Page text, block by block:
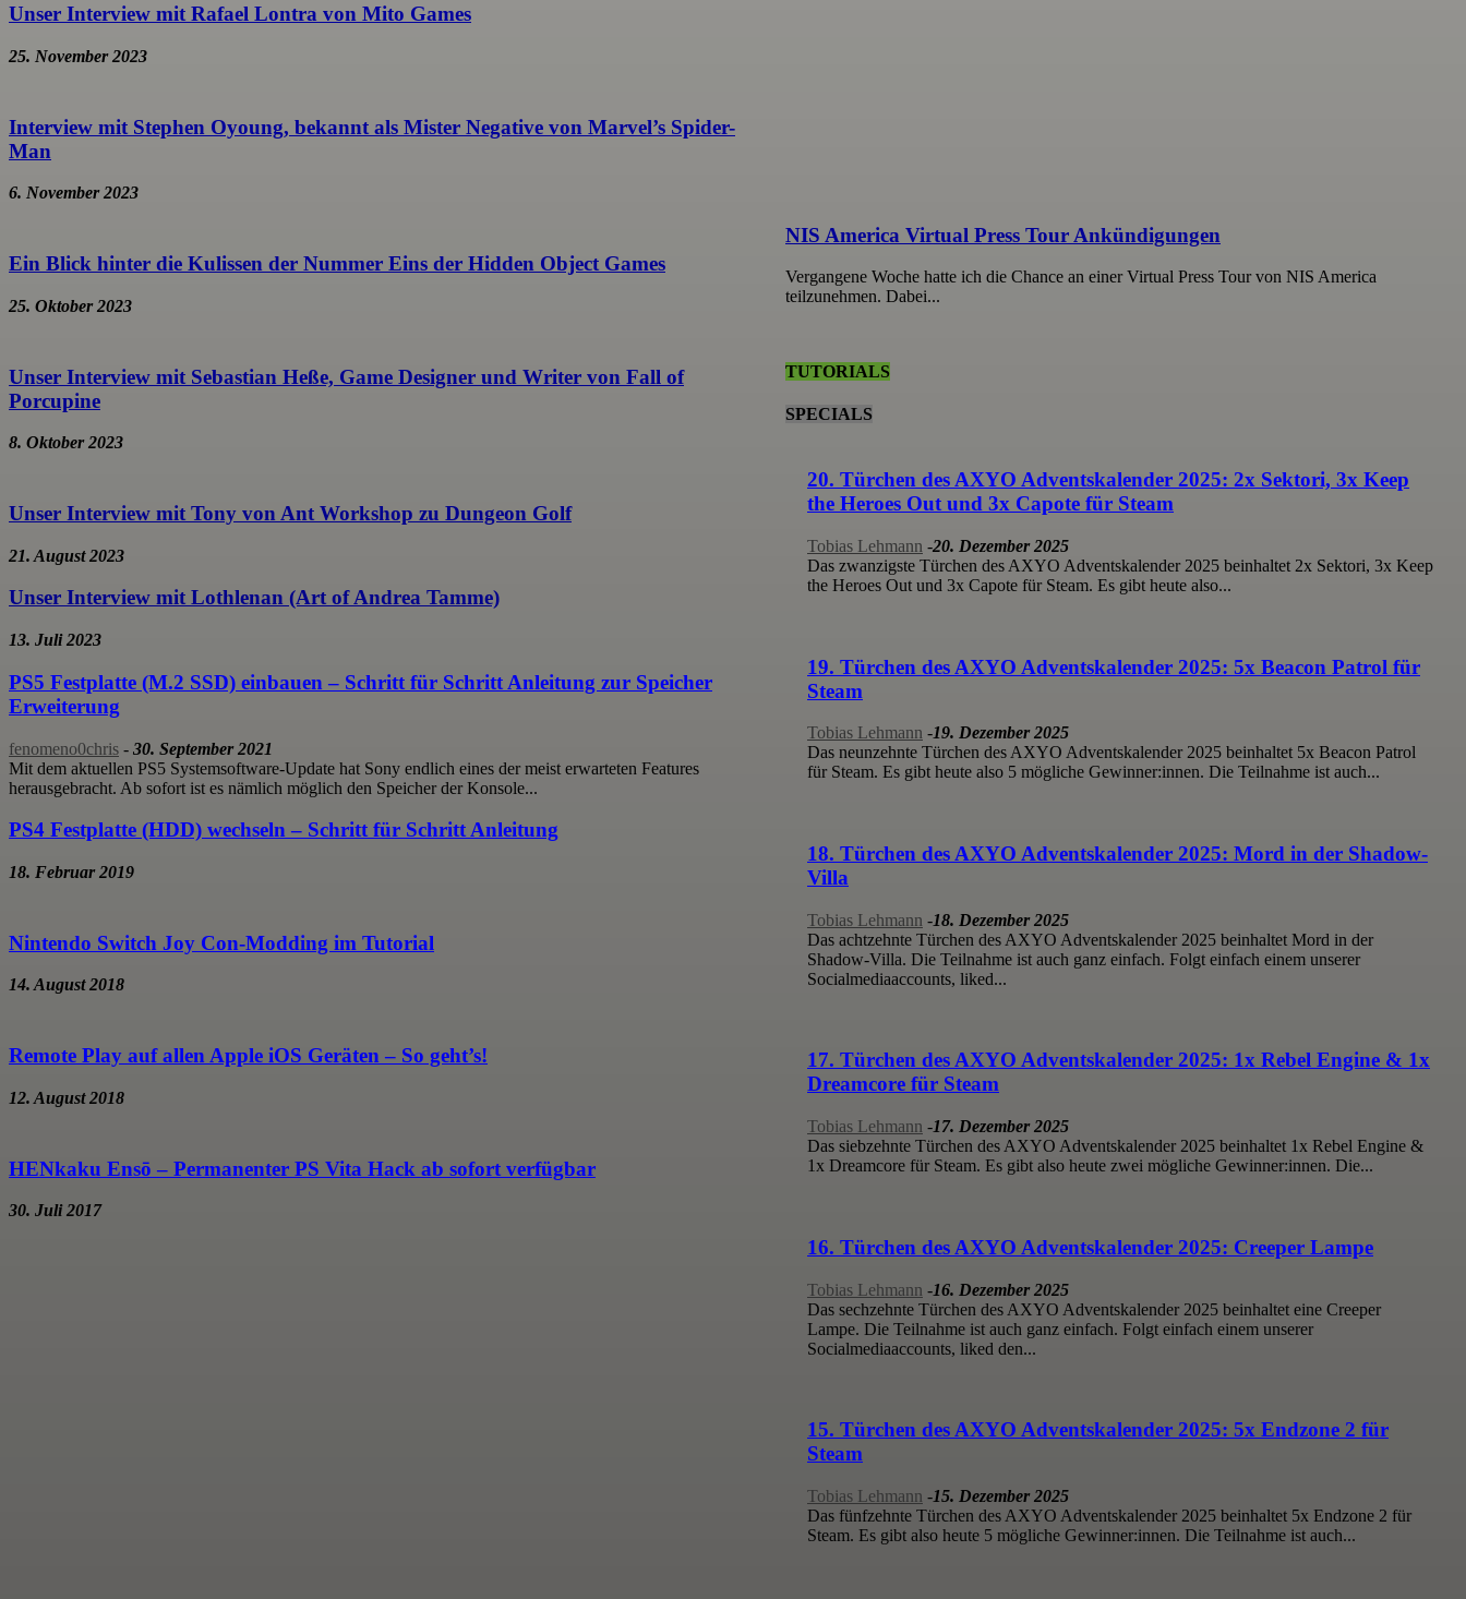
Unser Interview mit Rafael Lontra von Mito Games
25. November 2023
Interview mit Stephen Oyoung, bekannt als Mister Negative von Marvel’s Spider-
Man
6. November 2023
Ein Blick hinter die Kulissen der Nummer Eins der Hidden Object Games
25. Oktober 2023
Unser Interview mit Sebastian Heße, Game Designer und Writer von Fall of
Porcupine
8. Oktober 2023
Unser Interview mit Tony von Ant Workshop zu Dungeon Golf
21. August 2023
Unser Interview mit Lothlenan (Art of Andrea Tamme)
13. Juli 2023
NIS America Virtual Press Tour Ankündigungen
Vergangene Woche hatte ich die Chance an einer Virtual Press Tour von NIS America
teilzunehmen. Dabei...
TUTORIALS
PS5 Festplatte (M.2 SSD) einbauen – Schritt für Schritt Anleitung zur Speicher
Erweiterung
fenomeno0chris - 30. September 2021
Mit dem aktuellen PS5 Systemsoftware-Update hat Sony endlich eines der meist erwarteten Features
herausgebracht. Ab sofort ist es nämlich möglich den Speicher der Konsole...
PS4 Festplatte (HDD) wechseln – Schritt für Schritt Anleitung
18. Februar 2019
Nintendo Switch Joy Con-Modding im Tutorial
14. August 2018
Remote Play auf allen Apple iOS Geräten – So geht’s!
12. August 2018
HENkaku Ensō – Permanenter PS Vita Hack ab sofort verfügbar
30. Juli 2017
SPECIALS
20. Türchen des AXYO Adventskalender 2025: 2x Sektori, 3x Keep
the Heroes Out und 3x Capote für Steam
Tobias Lehmann -20. Dezember 2025
Das zwanzigste Türchen des AXYO Adventskalender 2025 beinhaltet 2x Sektori, 3x Keep
the Heroes Out und 3x Capote für Steam. Es gibt heute also...
19. Türchen des AXYO Adventskalender 2025: 5x Beacon Patrol für
Steam
Tobias Lehmann -19. Dezember 2025
Das neunzehnte Türchen des AXYO Adventskalender 2025 beinhaltet 5x Beacon Patrol
für Steam. Es gibt heute also 5 mögliche Gewinner:innen. Die Teilnahme ist auch...
18. Türchen des AXYO Adventskalender 2025: Mord in der Shadow-
Villa
Tobias Lehmann -18. Dezember 2025
Das achtzehnte Türchen des AXYO Adventskalender 2025 beinhaltet Mord in der
Shadow-Villa. Die Teilnahme ist auch ganz einfach. Folgt einfach einem unserer
Socialmediaaccounts, liked...
17. Türchen des AXYO Adventskalender 2025: 1x Rebel Engine & 1x
Dreamcore für Steam
Tobias Lehmann -17. Dezember 2025
Das siebzehnte Türchen des AXYO Adventskalender 2025 beinhaltet 1x Rebel Engine &
1x Dreamcore für Steam. Es gibt also heute zwei mögliche Gewinner:innen. Die...
16. Türchen des AXYO Adventskalender 2025: Creeper Lampe
Tobias Lehmann -16. Dezember 2025
Das sechzehnte Türchen des AXYO Adventskalender 2025 beinhaltet eine Creeper
Lampe. Die Teilnahme ist auch ganz einfach. Folgt einfach einem unserer
Socialmediaaccounts, liked den...
15. Türchen des AXYO Adventskalender 2025: 5x Endzone 2 für
Steam
Tobias Lehmann -15. Dezember 2025
Das fünfzehnte Türchen des AXYO Adventskalender 2025 beinhaltet 5x Endzone 2 für
Steam. Es gibt also heute 5 mögliche Gewinner:innen. Die Teilnahme ist auch...